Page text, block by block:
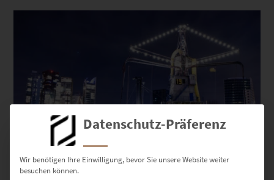
Dieses Produkt weist mehrere Varianten auf. Die Optionen können auf der Produktseite gewählt werden
Datenschutz-Präferenz
Wir benötigen Ihre Einwilligung, bevor Sie unsere Website weiter
besuchen können.